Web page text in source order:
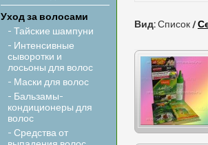
Уход за волосами
- Тайские шампуни
- Интенсивные
сыворотки и
лосьоны для волос
- Маски для волос
- Бальзамы-
кондиционеры для
волос
- Средства от
Вид: Список /